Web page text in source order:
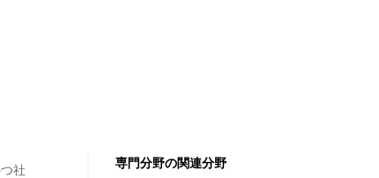
社
専門分野の関連分野